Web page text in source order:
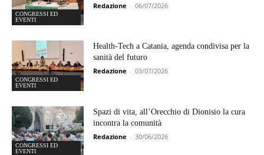
CONGRESSI ED
EVENTI
Redazione - 06/07/2026
CONGRESSI ED
EVENTI
Health-Tech a Catania, agenda condivisa per la
sanità del futuro
Redazione - 03/07/2026
CONGRESSI ED
EVENTI
Spazi di vita, all’Orecchio di Dionisio la cura
incontra la comunità
Redazione - 30/06/2026